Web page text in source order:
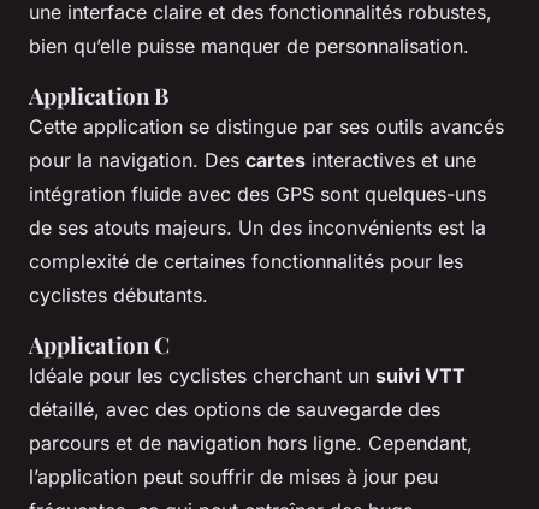
une interface claire et des fonctionnalités robustes,
bien qu’elle puisse manquer de personnalisation.
Application B
Cette application se distingue par ses outils avancés
pour la navigation. Des cartes interactives et une
intégration fluide avec des GPS sont quelques-uns
de ses atouts majeurs. Un des inconvénients est la
complexité de certaines fonctionnalités pour les
cyclistes débutants.
Application C
Idéale pour les cyclistes cherchant un suivi VTT
détaillé, avec des options de sauvegarde des
parcours et de navigation hors ligne. Cependant,
l’application peut souffrir de mises à jour peu